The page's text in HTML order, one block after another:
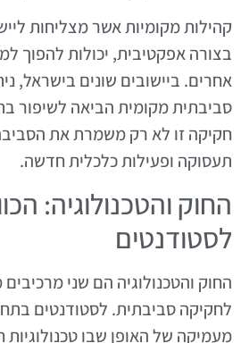
קהילות מקומיות אשר מצליחות
בצורה אפקטיבית, יכולות להפוך
אחרים. ביישובים שונים בישראל,
סביבתית מקומית הביאה לשיפור
חקיקה זו לא רק משמרת את
תעסוקה ופעילות כלכלית חדשה.
החוק והטכנולוגיה:
לסטודנטים
החוק והטכנולוגיה הם שני
לחקיקה סביבתית. לסטודנטים
מעמיקה של האופן שבו